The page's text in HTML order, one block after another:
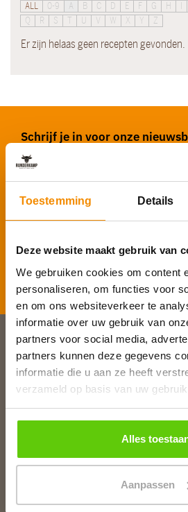
Toestemming Details
Deze website maakt gebruik van
We gebruiken cookies om content
personaliseren, om functies voor
en om ons websiteverkeer te
informatie over uw gebruik van
partners voor social media,
partners kunnen deze gegevens
informatie die u aan ze heeft
verzameld op basis van uw
Alles
Aanpassen
ALL 0-9 A B C D E F G H
Q
R S T U V X Y Z
Er zijn helaas geen recepten gevonden.
Schrijf je in voor onze
Voornaam
Inschrijven
Slagerij van Baar
Burg. Van Baarstraat 10
1131 WT Volendam
T:0299 - 363312